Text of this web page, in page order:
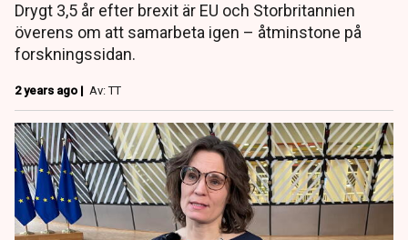
Drygt 3,5 år efter brexit är EU och Storbritannien
överens om att samarbeta igen – åtminstone på
forskningssidan.
2 years ago | Av: TT